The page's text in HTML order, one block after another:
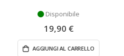
Disponibile
19,90 €
AGGIUNGI AL CARRELLO